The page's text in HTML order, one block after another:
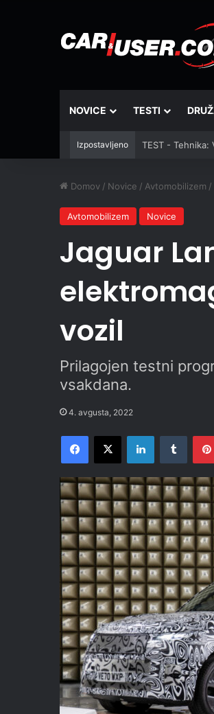
NOVICE TESTI
Izpostavljeno TEST - Tehnika:
Domov / Novice / Avtomobilizem /
Avtomobilizem Novice
Jaguar
vozil
Prilagojen testni
vsakdana.
4. avgusta, 2022
Facebook
X LinkedIn